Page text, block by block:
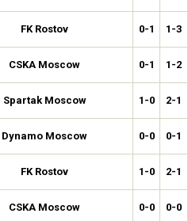
FK Rostov 0-1 1-3
CSKA Moscow 0-1 1-2
Spartak Moscow 1-0 2-1
Dynamo Moscow 0-0 0-1
FK Rostov 1-0 2-1
CSKA Moscow 0-0 0-0